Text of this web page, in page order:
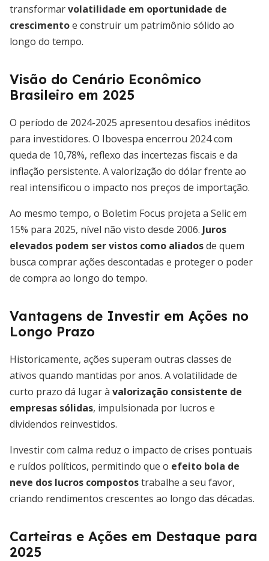
transformarvolatilidade em oportunidade de
crescimentoe construir um patrimônio sólido ao
longo do tempo.
Visão do Cenário Econômico
Brasileiro em 2025
O período de 2024-2025 apresentou desafios inéditos
para investidores. O Ibovespa encerrou 2024 com
queda de 10,78%, reflexo das incertezas fiscais e da
inflação persistente. A valorização do dólar frente ao
real intensificou o impacto nos preços de importação.
Ao mesmo tempo, o Boletim Focus projeta a Selic em
15% para 2025, nível não visto desde 2006. Juros
elevados podem ser vistos como aliadosde quem
busca comprar ações descontadas e proteger o poder
de compra ao longo do tempo.
Vantagens de Investir em Ações no
Longo Prazo
Historicamente, ações superam outras classes de
ativos quando mantidas por anos. A volatilidade de
curto prazo dá lugar à valorização consistente de
empresas sólidas, impulsionada por lucros e
dividendos reinvestidos.
Investir com calma reduz o impacto de crises pontuais
e ruídos políticos, permitindo que o efeito bola de
neve dos lucros compostostrabalhe a seu favor,
criando rendimentos crescentes ao longo das décadas.
Carteiras e Ações em Destaque para
2025